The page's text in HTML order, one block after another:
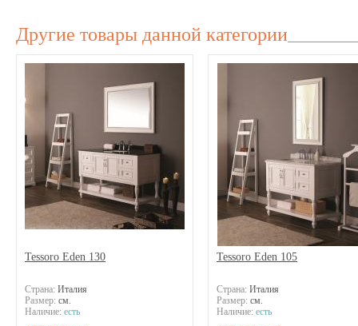
Другие товары данной категории
Tessoro Eden 130
Страна: Италия
Размер: см.
Наличие: есть
Tessoro Eden 105
Страна: Италия
Размер: см.
Наличие: есть